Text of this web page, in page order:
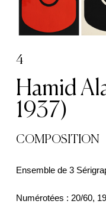
4
Hamid
1937)
COMPOSITION
Ensemble de 3
Numérotées : 20/60,